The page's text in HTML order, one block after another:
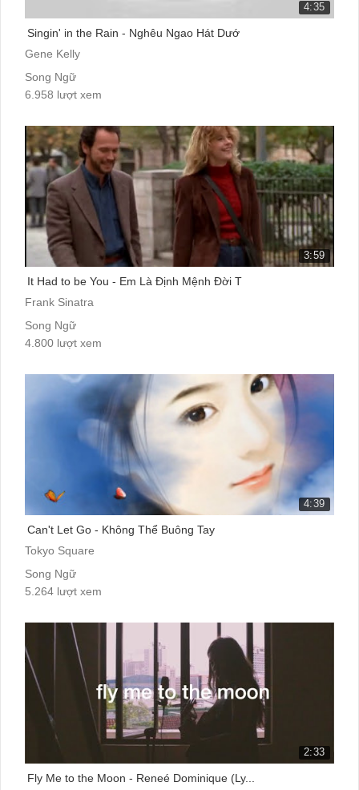
4:35
Singin' in the Rain - Nghêu Ngao Hát Dướ
Gene Kelly
Song Ngữ
6.958 lượt xem
3:59
It Had to be You - Em Là Định Mệnh Đời T
Frank Sinatra
Song Ngữ
4.800 lượt xem
4:39
Can't Let Go - Không Thể Buông Tay
Tokyo Square
Song Ngữ
5.264 lượt xem
2:33
Fly Me to the Moon - Reneé Dominique (Ly...